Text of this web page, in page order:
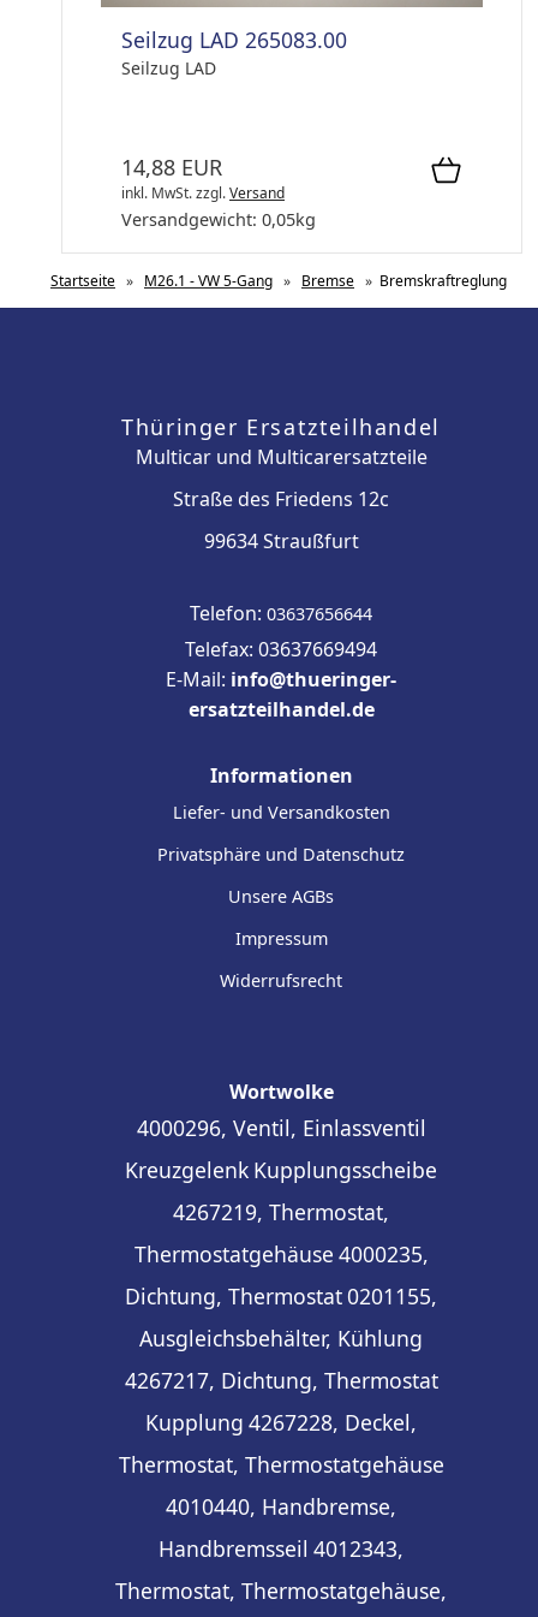
Seilzug LAD 265083.00
Seilzug LAD
14,88 EUR
inkl. MwSt.zzgl.Versand
Versandgewicht: 0,05kg
Startseite » M26.1 - VW 5-Gang » Bremse » Bremskraftreglung
Thüringer Ersatzteilhandel
Multicar und Multicarersatzteile
Straße des Friedens 12c
99634 Straußfurt
Telefon: 03637656644
Telefax: 03637669494
E-Mail: info@thueringer-
ersatzteilhandel.de
Informationen
Liefer- und Versandkosten
Privatsphäre und Datenschutz
Unsere AGBs
Impressum
Widerrufsrecht
Wortwolke
4000296, Ventil, Einlassventil
Kreuzgelenk Kupplungsscheibe
4267219, Thermostat,
Thermostatgehäuse 4000235,
Dichtung, Thermostat0201155,
Ausgleichsbehälter, Kühlung
4267217, Dichtung, Thermostat
Kupplung 4267228, Deckel,
Thermostat, Thermostatgehäuse
4010440, Handbremse,
Handbremsseil 4012343,
Thermostat, Thermostatgehäuse,